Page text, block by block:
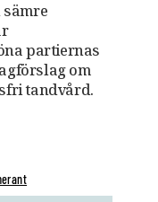
partiernas
om
tandvård.